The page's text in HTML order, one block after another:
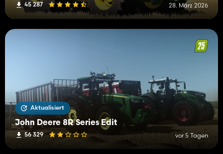
45 287 28. März 2026
Aktualisiert
John Deere 8R Series Edit
56 329 vor 5 Tagen